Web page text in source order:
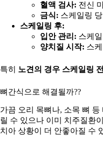
혈액 검사: 전신
금식: 스케일링
스케일링 후:
입안 관리: 스케
양치질 시작: 스
특히 노견의 경우 스케일링
뼈간식으로 해결될까??
가끔 오리 목뼈나, 소목 뼈
릴 수 있으나 이미 치주질환
치아 상황이 더 안좋아질 수